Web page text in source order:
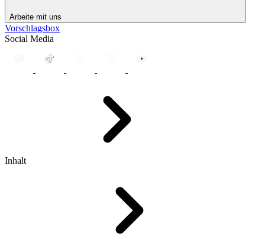
Arbeite mit uns
Vorschlagsbox
Social Media
Inhalt